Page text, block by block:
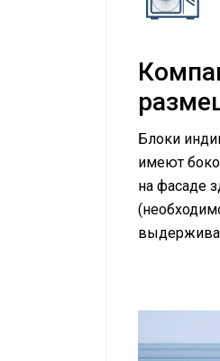
Блоки
имеют
на фасаде